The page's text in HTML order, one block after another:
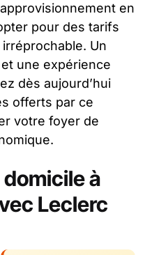
en
pour des tarifs
Un
une expérience
dès aujourd’hui
offerts par ce
votre foyer de
à
Leclerc